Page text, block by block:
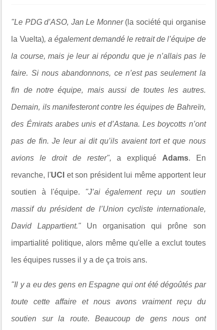
"Le PDG d’ASO, Jan Le Monner (la société qui organise
la Vuelta), a également demandé le retrait de l’équipe de
la course, mais je leur ai répondu que je n’allais pas le
faire. Si nous abandonnons, ce n’est pas seulement la
fin de notre équipe, mais aussi de toutes les autres.
Demain, ils manifesteront contre les équipes de Bahreïn,
des Émirats arabes unis et d’Astana. Les boycotts n’ont
pas de fin. Je leur ai dit qu’ils avaient tort et que nous
avions le droit de rester",a expliqué Adams. En
revanche, l'UCI et son président lui même apportent leur
soutien à l'équipe. "J’ai également reçu un soutien
massif du président de l’Union cycliste internationale,
David Lappartient." Un organisation qui prône son
impartialité politique, alors même qu'elle a exclut toutes
les équipes russes il y a de ça trois ans.
"Il y a eu des gens en Espagne qui ont été dégoûtés par
toute cette affaire et nous avons vraiment reçu du
soutien sur la route. Beaucoup de gens nous ont